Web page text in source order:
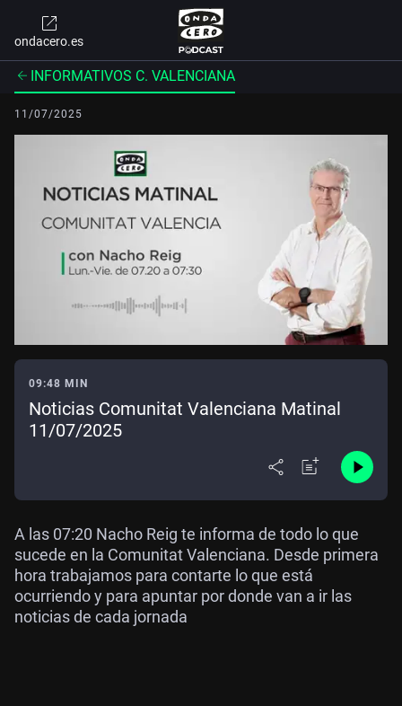
ondacero.es
INFORMATIVOS C. VALENCIANA
11/07/2025
09:48 MIN
Noticias Comunitat Valenciana Matinal
11/07/2025
A las 07:20 Nacho Reig te informa de todo lo que
sucede en la Comunitat Valenciana. Desde primera
hora trabajamos para contarte lo que está
ocurriendo y para apuntar por donde van a ir las
noticias de cada jornada